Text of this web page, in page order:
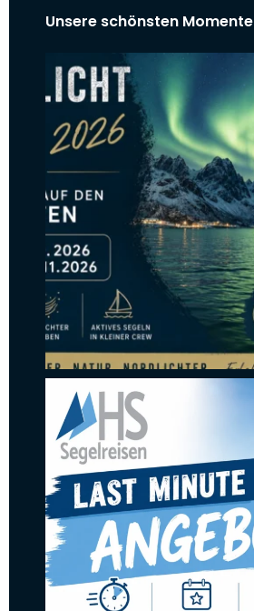
Unsere schönsten Momente